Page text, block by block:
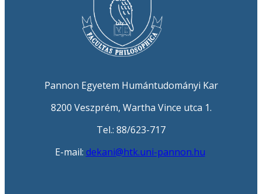
Pannon Egyetem Humántudományi Kar
8200 Veszprém, Wartha Vince utca 1.
Tel.: 88/623-717
E-mail: dekani@htk.uni-pannon.hu